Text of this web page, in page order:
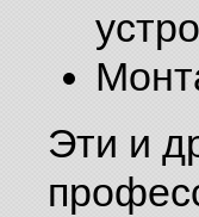
Эти и